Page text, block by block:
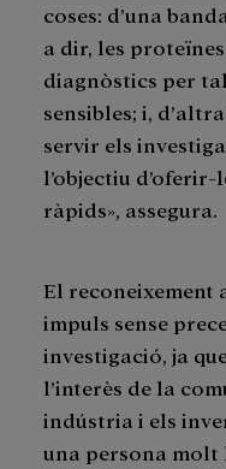
coses: d’una
a dir, les
diagnòstics per
sensibles; i,
servir els
l’objectiu
ràpids», assegura.
El reconeixement
impuls sense
investigació, ja
l’interès de la
indústria i els
una persona molt